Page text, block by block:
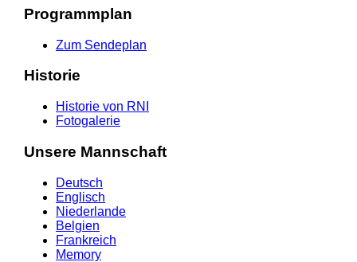
Programmplan
Zum Sendeplan
Historie
Historie von RNI
Fotogalerie
Unsere Mannschaft
Deutsch
Englisch
Niederlande
Belgien
Frankreich
Memory